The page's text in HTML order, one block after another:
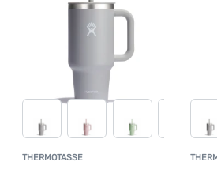
THERMOTASSE Kundenbewertung